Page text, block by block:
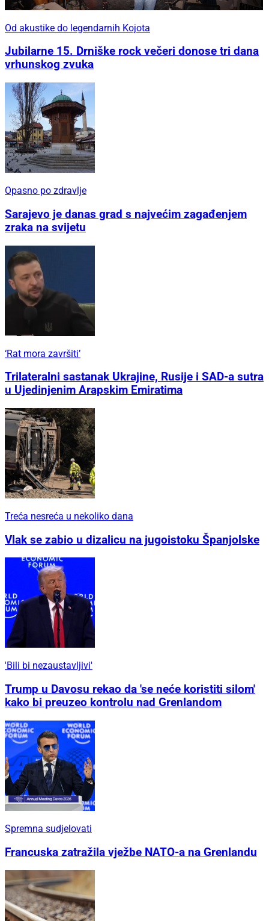
Od akustike do legendarnih Kojota
Jubilarne 15. Drniške rock večeri donose tri dana
vrhunskog zvuka
Opasno po zdravlje
Sarajevo je danas grad s najvećim zagađenjem
zraka na svijetu
‘Rat mora završiti’
Trilateralni sastanak Ukrajine, Rusije i SAD-a sutra
u Ujedinjenim Arapskim Emiratima
Treća nesreća u nekoliko dana
Vlak se zabio u dizalicu na jugoistoku Španjolske
'Bili bi nezaustavljivi'
Trump u Davosu rekao da 'se neće koristiti silom'
kako bi preuzeo kontrolu nad Grenlandom
Spremna sudjelovati
Francuska zatražila vježbe NATO-a na Grenlandu